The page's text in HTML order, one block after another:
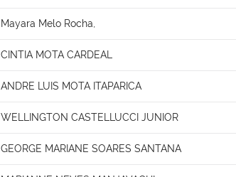
Mayara Melo Rocha,
CINTIA MOTA CARDEAL
ANDRE LUIS MOTA ITAPARICA
WELLINGTON CASTELLUCCI JUNIOR
GEORGE MARIANE SOARES SANTANA